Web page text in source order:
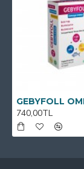
740,00TL